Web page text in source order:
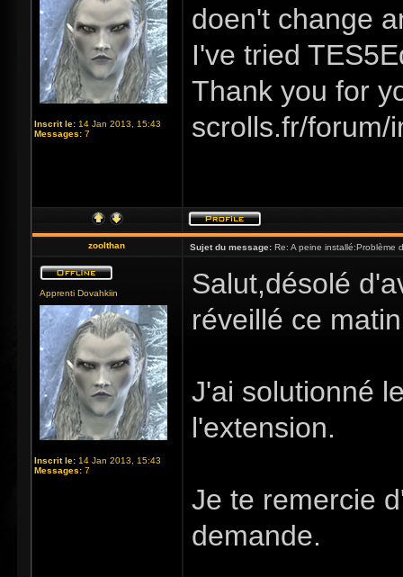
Inscrit le: 14 Jan 2013, 15:43
Messages: 7
doen't change
I've tried
Thank you for
scrolls.fr/forum/
zoolthan Sujet du message: Re: A peine installé:Problème
Apprenti Dovahkiin
Inscrit le: 14 Jan 2013, 15:43
Messages: 7
Salut,désolé
réveillé ce
J'ai solutionné
l'extension.
Je te remercie
demande.